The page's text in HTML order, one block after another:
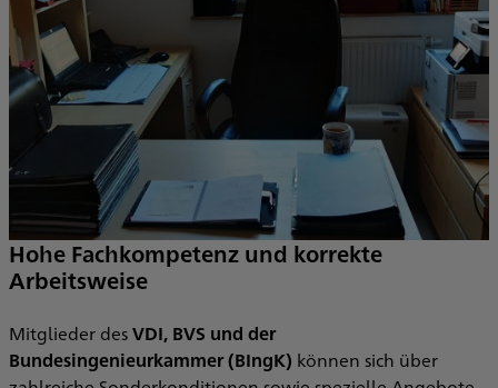
Hohe Fachkompetenz und korrekte
Arbeitsweise
Mitglieder desVDI, BVS und der
Bundesingenieurkammer (BIngK) können sich über